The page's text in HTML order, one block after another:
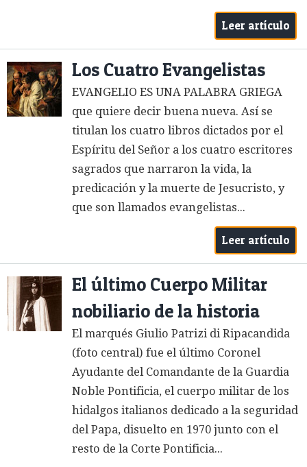
Leer artículo
Los Cuatro Evangelistas
EVANGELIO ES UNA PALABRA GRIEGA
que quiere decir buena nueva. Así se
titulan los cuatro libros dictados por el
Espíritu del Señor a los cuatro escritores
sagrados que narraron la vida, la
predicación y la muerte de Jesucristo, y
que son llamados evangelistas...
Leer artículo
El último Cuerpo Militar
nobiliario de la historia
El marqués Giulio Patrizi di Ripacandida
(foto central) fue el último Coronel
Ayudante del Comandante de la Guardia
Noble Pontificia, el cuerpo militar de los
hidalgos italianos dedicado a la seguridad
del Papa, disuelto en 1970 junto con el
resto de la Corte Pontificia...